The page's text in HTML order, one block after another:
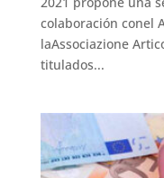
colaboración conel
laAssociazione
titulados...